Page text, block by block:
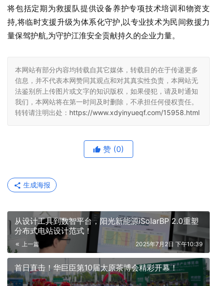
将包括定期为救援队提供设备养护专项技术培训和物资支
持,将临时支援升级为体系化守护,以专业技术为民间救援力
量保驾护航,为守护江淮安全贡献持久的企业力量。
本网站有部分内容均转载自其它媒体，转载目的在于传递更多
信息，并不代表本网赞同其观点和对其真实性负责，本网站无
法鉴别所上传图片或文字的知识版权，如果侵犯，请及时通知
我们，本网站将在第一时间及时删除，不承担任何侵权责任。
转转请注明出处： https://www.xdyinyueqf.com/15958.html
赞 (0)
生成海报
从设计工具到数智平台，阳光新能源iSolarBP 2.0重塑
分布式电站设计范式！
上一篇 2025年7月2日 下午10:39
首日直击！华巨臣第10届太原茶博会精彩开幕！